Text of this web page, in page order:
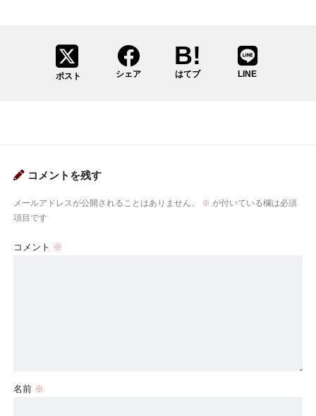
ポスト シェア はてブ LINE
コメントを残す
メールアドレスが公開されることはありません。 ※ が付いている欄は必須
項目です
コメント ※
名前 ※